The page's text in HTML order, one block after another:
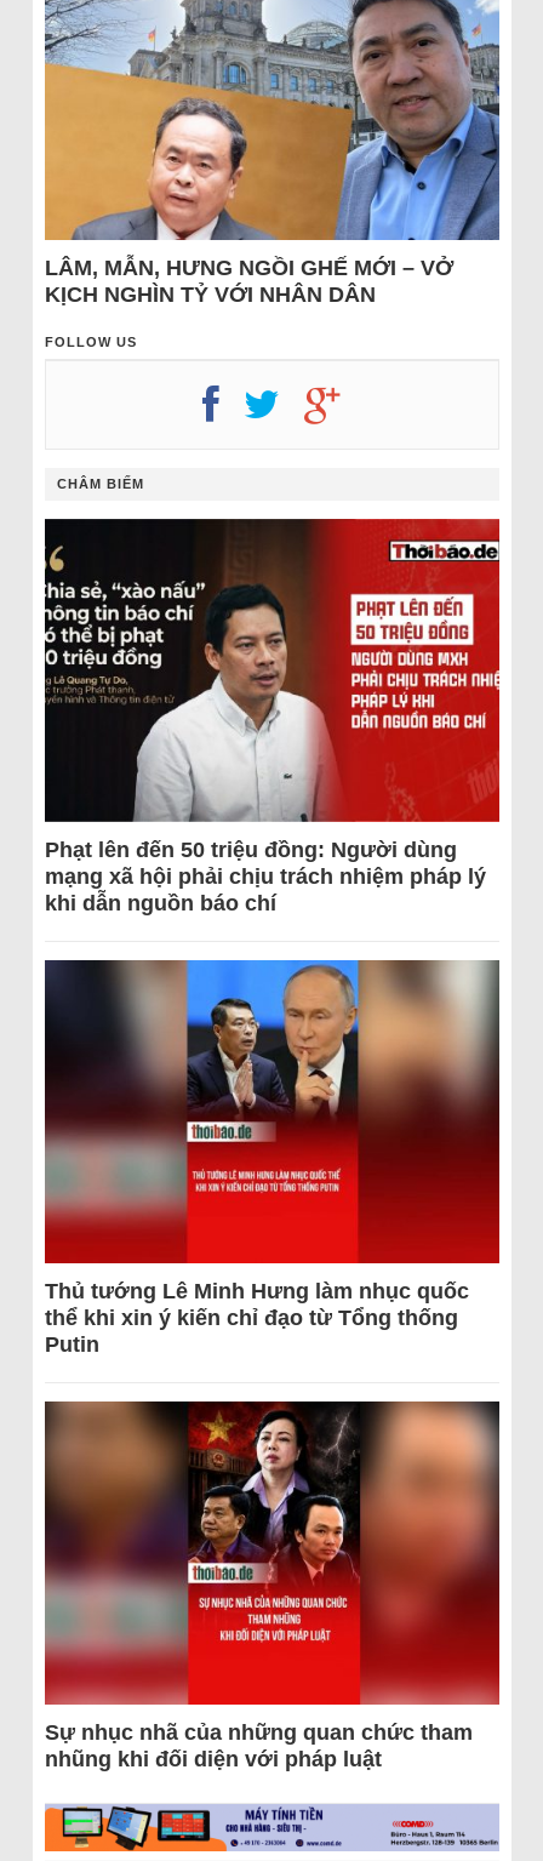
LÂM, MẪN, HƯNG NGỒI GHẾ MỚI – VỞ
KỊCH NGHÌN TỶ VỚI NHÂN DÂN
FOLLOW US
CHÂM BIẾM
Phạt lên đến 50 triệu đồng: Người dùng
mạng xã hội phải chịu trách nhiệm pháp lý
khi dẫn nguồn báo chí
Thủ tướng Lê Minh Hưng làm nhục quốc
thể khi xin ý kiến chỉ đạo từ Tổng thống
Putin
Sự nhục nhã của những quan chức tham
nhũng khi đối diện với pháp luật